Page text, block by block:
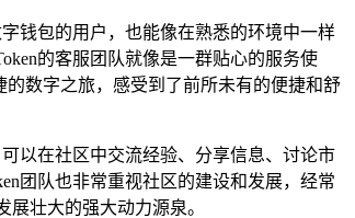
钱包的用户，也能像在熟悉的环境中一样
的客服团队就像是一群贴心的服务使
数字之旅，感受到了前所未有的便捷和舒
以在社区中交流经验、分享信息、讨论市
团队也非常重视社区的建设和发展，经常
壮大的强大动力源泉。